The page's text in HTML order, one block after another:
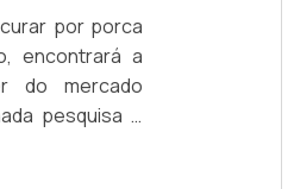
por porca
encontrará a
do mercado
pesquisa e
líder em
é porca